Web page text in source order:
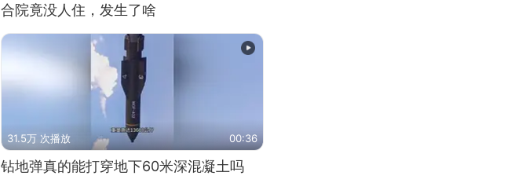
合院竟没人住，发生了啥
31.5万 次播放 00:36
钻地弹真的能打穿地下60米深混凝土吗